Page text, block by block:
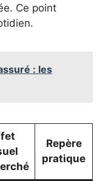
Ce point
: les
Repère
pratique